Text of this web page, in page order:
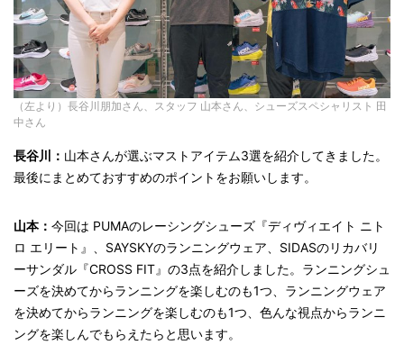
（左より）長谷川朋加さん、スタッフ 山本さん、シューズスペシャリスト 田
中さん
長谷川： 山本さんが選ぶマストアイテム3選を紹介してきました。
最後にまとめておすすめのポイントをお願いします。
山本： 今回は PUMAのレーシングシューズ『ディヴィエイト ニト
ロ エリート』、 SAYSKYのランニングウェア、SIDASのリカバリ
ーサンダル『CROSS FIT』の3点を紹介しました。ランニングシュ
ーズを決めてからランニングを楽しむのも1つ、ランニングウェア
を決めてからランニングを楽しむのも1つ、色んな視点からランニ
ングを楽しんでもらえたらと思います。